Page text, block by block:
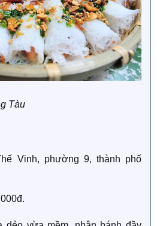
Tàu
Vinh, phường 9, thành phố